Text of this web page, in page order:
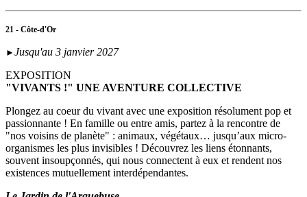
21 - Côte-d'Or
► Jusqu'au 3 janvier 2027
EXPOSITION
"VIVANTS !" UNE AVENTURE COLLECTIVE
Plongez au coeur du vivant avec une exposition résolument pop et
passionnante ! En famille ou entre amis, partez à la rencontre de
"nos voisins de planète" : animaux, végétaux… jusqu’aux micro-
organismes les plus invisibles ! Découvrez les liens étonnants,
souvent insoupçonnés, qui nous connectent à eux et rendent nos
existences mutuellement interdépendantes.